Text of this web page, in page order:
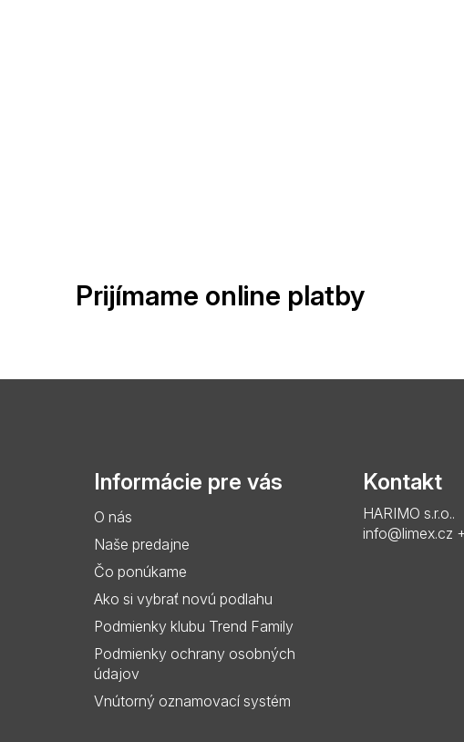
Prijímame online platby
Informácie pre vás
O nás
Naše predajne
Čo ponúkame
Ako si vybrať novú podlahu
Podmienky klubu Trend Family
Podmienky ochrany osobných
údajov
Vnútorný oznamovací systém
Kontakt
HARIMO s.r.o..
info@limex.cz